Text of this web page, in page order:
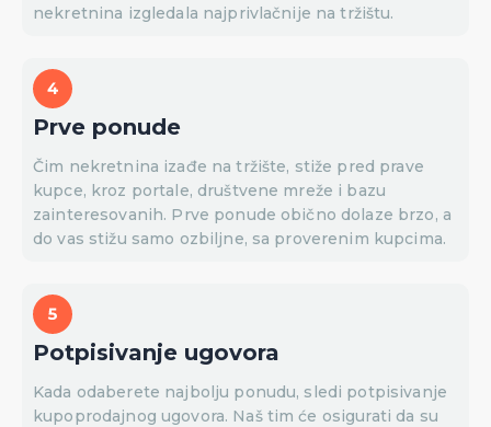
nekretnina izgledala najprivlačnije na tržištu.
Prve ponude
Čim nekretnina izađe na tržište, stiže pred prave
kupce, kroz portale, društvene mreže i bazu
zainteresovanih. Prve ponude obično dolaze brzo, a
do vas stižu samo ozbiljne, sa proverenim kupcima.
Potpisivanje ugovora
Kada odaberete najbolju ponudu, sledi potpisivanje
kupoprodajnog ugovora. Naš tim će osigurati da su